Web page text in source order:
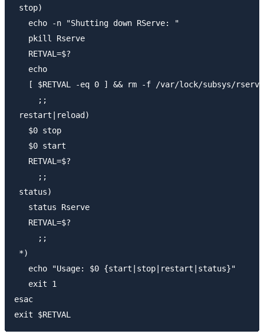
stop)
   echo -n "Shutting down RServe: "
   pkill Rserve
   RETVAL=$?
   echo
[ $RETVAL -eq 0 ] && rm -f /var/lock/subsys/
     ;;
restart|reload)
   $0 stop
   $0 start
   RETVAL=$?
     ;;
status)
   status Rserve
   RETVAL=$?
     ;;
*)
   echo "Usage: $0 {start|stop|restart|status}"
   exit 1
esac